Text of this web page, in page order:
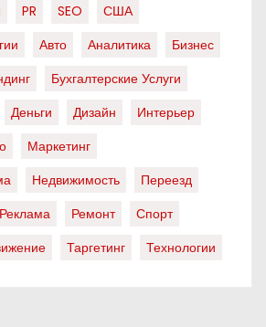
PR SEO
США
Авто Аналитика
Бизнес
Бухгалтерские Услуги
Деньги Дизайн
Интерьер
Маркетинг
Недвижимость
Переезд
Реклама Ремонт
Спорт
Таргетинг Технологии